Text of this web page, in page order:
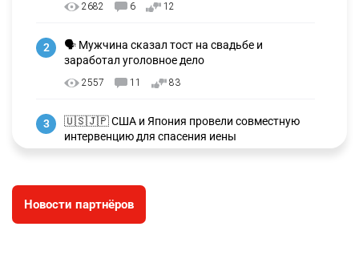
2682 6 12
2
🗣 Мужчина сказал тост на свадьбе и
заработал уголовное дело
2557 11 83
3
🇺🇸🇯🇵 США и Япония провели совместную
интервенцию для спасения иены
4
💬 Димаш Кудайберген ответил на критику
нового клипа
Новости партнёров